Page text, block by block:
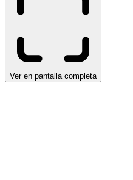
Ver en pantalla completa